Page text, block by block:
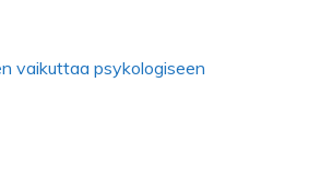
vaikuttaa psykologiseen